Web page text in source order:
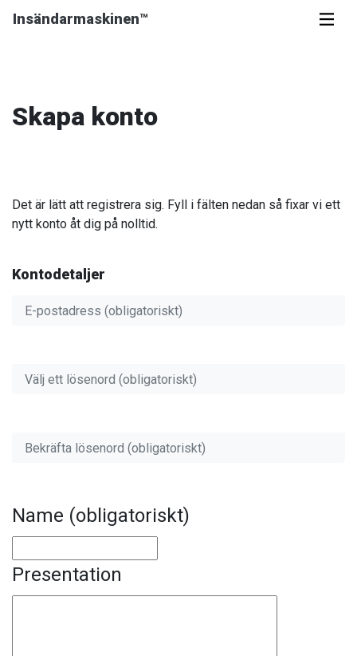
Insändarmaskinen™
Skapa konto
Det är lätt att registrera sig. Fyll i fälten nedan så fixar vi ett
nytt konto åt dig på nolltid.
Kontodetaljer
Användarnamn (obligatoriskt)
E-postadress (obligatoriskt)
Välj ett lösenord (obligatoriskt)
Bekräfta lösenord (obligatoriskt)
Profildetaljer
Name (obligatoriskt)
Presentation